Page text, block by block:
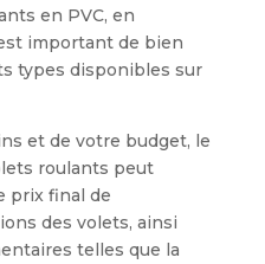
en PVC, en
important de bien
types disponibles sur
et de votre budget, le
roulants peut
prix final de
des volets, ainsi
telles que la